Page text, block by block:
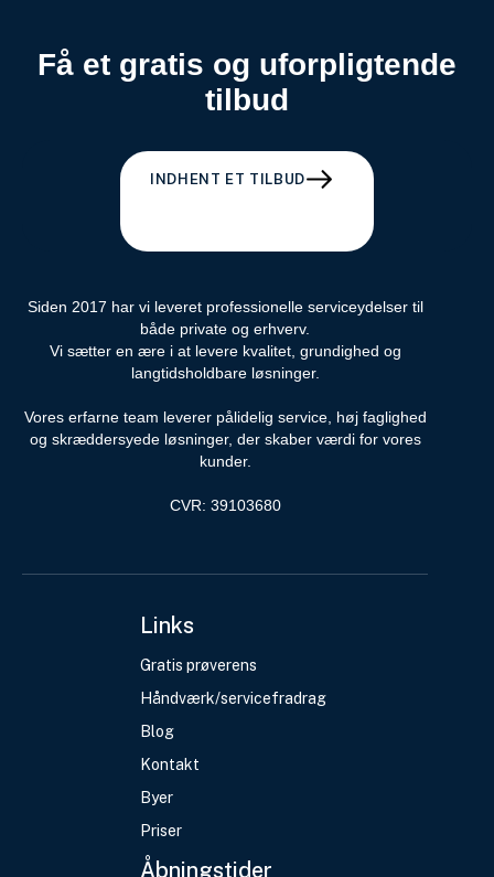
Få et gratis og uforpligtende
tilbud
INDHENT ET TILBUD
Siden 2017 har vi leveret professionelle serviceydelser til
både private og erhverv.
Vi sætter en ære i at levere kvalitet, grundighed og
langtidsholdbare løsninger.
Vores erfarne team leverer pålidelig service, høj faglighed
og skræddersyede løsninger, der skaber værdi for vores
kunder.
CVR: 39103680
Links
Gratis prøverens
Håndværk/servicefradrag
Blog
Kontakt
Byer
Priser
Åbningstider